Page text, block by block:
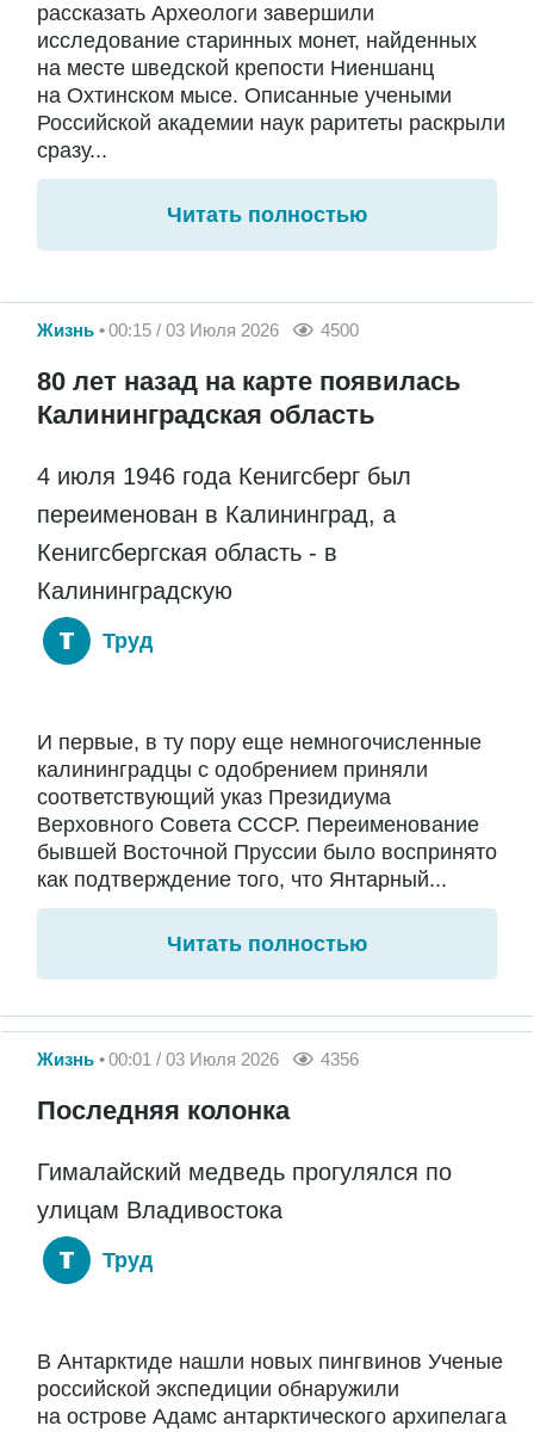
рассказать Археологи завершили
исследование старинных монет, найденных
на месте шведской крепости Ниеншанц
на Охтинском мысе. Описанные учеными
Российской академии наук раритеты раскрыли
сразу...
Читать полностью
Жизнь 00:15 / 03 Июля 2026 4500
80 лет назад на карте появилась
Калининградская область
4 июля 1946 года Кенигсберг был
переименован в Калининград, а
Кенигсбергская область - в
Калининградскую
Труд
И первые, в ту пору еще немногочисленные
калининградцы с одобрением приняли
соответствующий указ Президиума
Верховного Совета СССР. Переименование
бывшей Восточной Пруссии было воспринято
как подтверждение того, что Янтарный...
Читать полностью
Жизнь 00:01 / 03 Июля 2026 4356
Последняя колонка
Гималайский медведь прогулялся по
улицам Владивостока
Труд
В Антарктиде нашли новых пингвинов Ученые
российской экспедиции обнаружили
на острове Адамс антарктического архипелага